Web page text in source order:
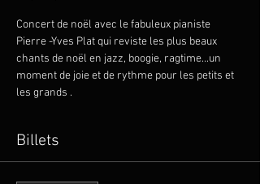
Concert de noël avec le fabuleux pianiste
Pierre -Yves Plat qui reviste les plus beaux
chants de noël en jazz, boogie, ragtime...un
moment de joie et de rythme pour les petits et
les grands .
Billets